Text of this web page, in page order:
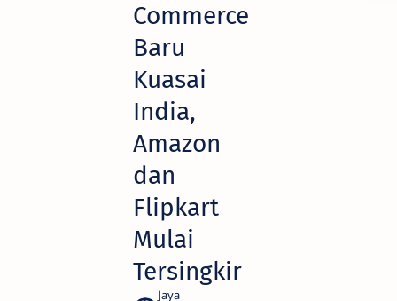
Commerce
Baru
Kuasai
India,
Amazon
dan
Flipkart
Mulai
Tersingkir